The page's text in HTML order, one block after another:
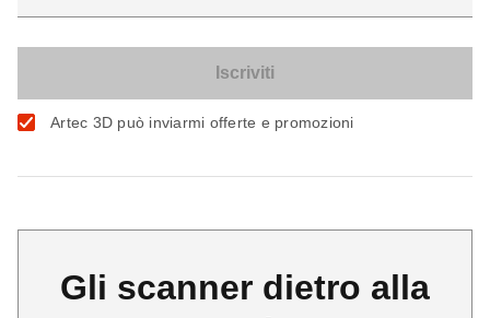
Artec 3D può inviarmi offerte e promozioni
Gli scanner dietro alla